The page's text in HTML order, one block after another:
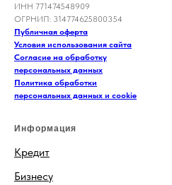
ИНН 771474548909
ОГРНИП: 314774625800354
Публичная оферта
Условия использования сайта
Согласие на обработку
персональных данных
Политика обработки
персональных данных и cookie
Информация
Кредит
Бизнесу